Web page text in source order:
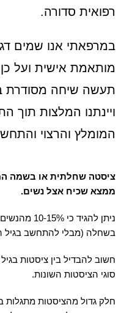
רפואית סדורה.
במרפאתי אנו שמים
מותאמת אישית ועל
תעשה שיחה מסודרת
ויינתנו המלצות תוך
המומלץ והרצוי
ממצא שכיח אצל נשים.
ניתן להגיד
בשחלה (מבלי להתחשב בגיל
חשוב להבדיל בין ציסטות בגיל
סוגי הציסטות השונות.
חלק גדול מהציסטות מתגלות